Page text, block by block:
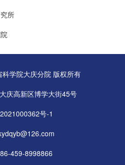
所
学院大庆分院 版权所有
庆高新区博学大街45号
号-1
459-8998866